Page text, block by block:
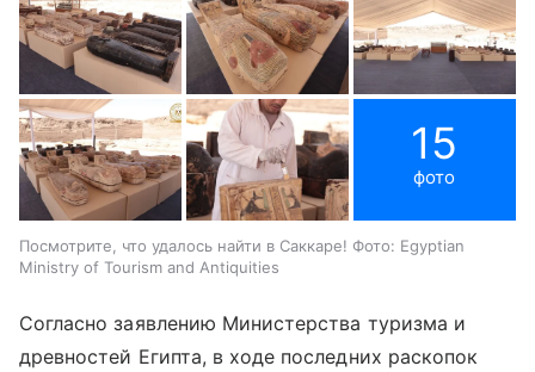
15
фото
Посмотрите, что удалось найти в Саккаре! Фото: Egyptian
Ministry of Tourism and Antiquities
Согласно заявлению Министерства туризма и
древностей Египта, в ходе последних раскопок